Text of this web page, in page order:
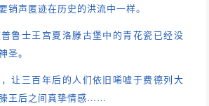
销声匿迹在历史的洪流中一样。
鲁士王宫夏洛滕古堡中的青花瓷已经没
圣。
让三百年后的人们依旧唏嘘于费德列大
王后之间真挚情感……